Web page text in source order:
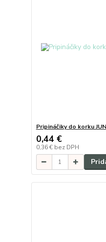
Pripináčiky do korku
0,44 €
0,36 € bez DPH